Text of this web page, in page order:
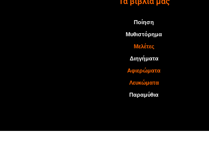
Ποίηση
Μυθιστόρημα
Μελέτες
Διηγήματα
Αφιερώματα
Λευκώματα
Παραμύθια